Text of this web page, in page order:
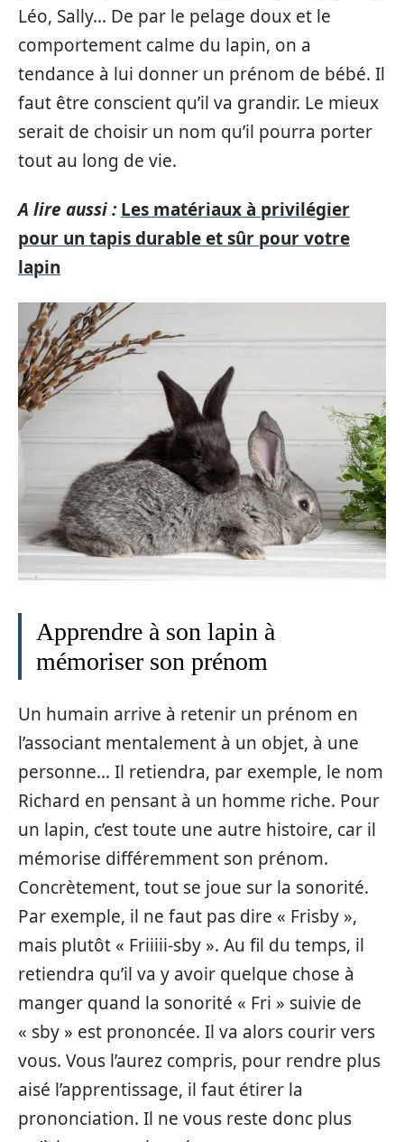
Léo, Sally… De par le pelage doux et le
comportement calme du lapin, on a
tendance à lui donner un prénom de bébé. Il
faut être conscient qu’il va grandir. Le mieux
serait de choisir un nom qu’il pourra porter
tout au long de vie.
A lire aussi : Les matériaux à privilégier
pour un tapis durable et sûr pour votre
lapin
Apprendre à son lapin à
mémoriser son prénom
Un humain arrive à retenir un prénom en
l’associant mentalement à un objet, à une
personne… Il retiendra, par exemple, le nom
Richard en pensant à un homme riche. Pour
un lapin, c’est toute une autre histoire, car il
mémorise différemment son prénom.
Concrètement, tout se joue sur la sonorité.
Par exemple, il ne faut pas dire « Frisby »,
mais plutôt « Friiiii-sby ». Au fil du temps, il
retiendra qu’il va y avoir quelque chose à
manger quand la sonorité « Fri » suivie de
« sby » est prononcée. Il va alors courir vers
vous. Vous l’aurez compris, pour rendre plus
aisé l’apprentissage, il faut étirer la
prononciation. Il ne vous reste donc plus